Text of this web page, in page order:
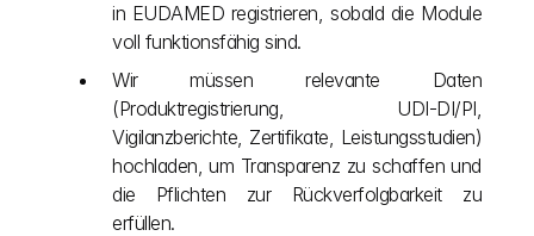
in EUDAMED registrieren, sobald die Module
voll funktionsfähig sind.
Wir müssen relevante Daten
(Produktregistrierung, UDI-DI/PI,
Vigilanzberichte, Zertifikate, Leistungsstudien)
hochladen, um Transparenz zu schaffen und
die Pflichten zur Rückverfolgbarkeit zu
erfüllen.